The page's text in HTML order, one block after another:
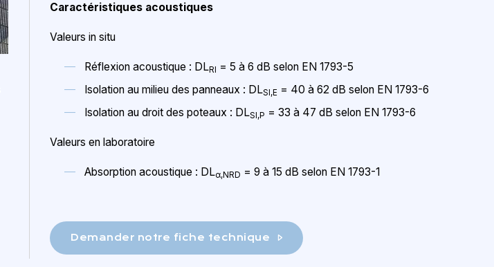
Caractéristiques acoustiques
Valeurs in situ
Réflexion acoustique : DLRI
= 5 à 6 dB selon EN 1793-5
Isolation au milieu des panneaux : DLSI,E = 40 à 62 dB selon EN 1793-6
Isolation au droit des poteaux : DLSI,P = 33 à 47 dB selon EN 1793-6
Valeurs en laboratoire
Absorption acoustique : DLα,NRD = 9 à 15 dB selon EN 1793-1
Demander notre fiche technique